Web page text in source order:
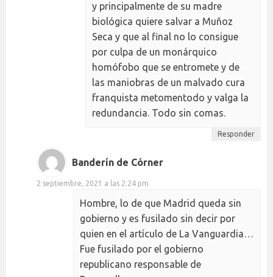
y principalmente de su madre
biológica quiere salvar a Muñoz
Seca y que al final no lo consigue
por culpa de un monárquico
homófobo que se entromete y de
las maniobras de un malvado cura
franquista metomentodo y valga la
redundancia. Todo sin comas.
Responder
Banderín de Córner
2 septiembre, 2021 a las 2:24 pm
Hombre, lo de que Madrid queda sin
gobierno y es fusilado sin decir por
quien en el artículo de La Vanguardia…
Fue fusilado por el gobierno
republicano responsable de